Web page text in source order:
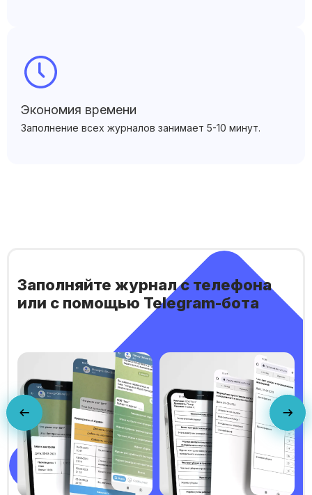
Экономия времени
Заполнение всех журналов занимает 5-10 минут.
Заполняйте журнал с телефона
или с помощью Telegram-бота